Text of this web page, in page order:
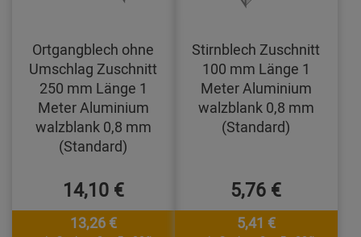
Ortgangblech ohne
Umschlag Zuschnitt
250 mm Länge 1
Meter Aluminium
walzblank 0,8 mm
(Standard)
14,10 €
13,26 €
Stirnblech Zuschnitt
100 mm Länge 1
Meter Aluminium
walzblank 0,8 mm
(Standard)
5,76 €
5,41 €